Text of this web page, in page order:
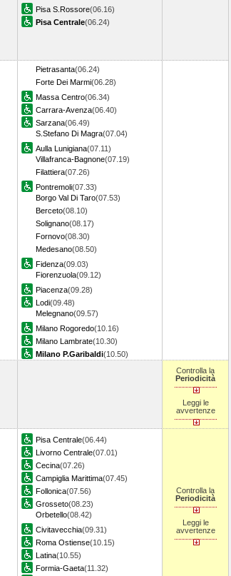
Pisa S.Rossore(06.16)
Pisa Centrale(06.24)
Pietrasanta(06.24)
Forte Dei Marmi(06.28)
Massa Centro(06.34)
Carrara-Avenza(06.40)
Sarzana(06.49)
S.Stefano Di Magra(07.04)
Aulla Lunigiana(07.11)
Villafranca-Bagnone(07.19)
Filattiera(07.26)
Pontremoli(07.33)
Borgo Val Di Taro(07.53)
Berceto(08.10)
Solignano(08.17)
Fornovo(08.30)
Medesano(08.50)
Fidenza(09.03)
Fiorenzuola(09.12)
Piacenza(09.28)
Lodi(09.48)
Melegnano(09.57)
Milano Rogoredo(10.16)
Milano Lambrate(10.30)
Milano P.Garibaldi(10.50)
Controlla la
Periodicità
Leggi le
avvertenze
Pisa Centrale(06.44)
Livorno Centrale(07.01)
Cecina(07.26)
Campiglia Marittima(07.45)
Follonica(07.56)
Grosseto(08.23)
Orbetello(08.42)
Civitavecchia(09.31)
Roma Ostiense(10.15)
Latina(10.55)
Formia-Gaeta(11.32)
Controlla la
Periodicità
Leggi le
avvertenze